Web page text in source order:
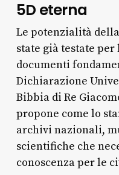
5D eterna
Le potenzialità della
state già testate
documenti
Dichiarazione
Bibbia di Re
propone come lo
archivi nazionali,
scientifiche che
conoscenza per le